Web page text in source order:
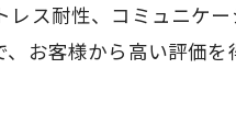
レス耐性、コミュニケ
お客様から高い評価を